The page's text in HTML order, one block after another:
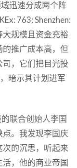
迅速分成两个阵
763; Shenzhen:
规模且资金充裕
推广成本高，但
，它们把目光投
暗示其计划进军
的联合创始人李国
。我发现李国庆
的沉思，听起来
，他的商业帝国